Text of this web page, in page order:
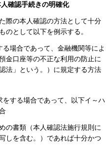
確認手続きの明確化
際の本人確認の方法として十分
のとして以下を例示する。
場合であって、金融機関等によ
金口座等の不正な利用の防止に
法」という。）に規定する方法
する場合であって、以下イ～ハ
の書類（本人確認法施行規則に
しを含む。）であれば十分かつ